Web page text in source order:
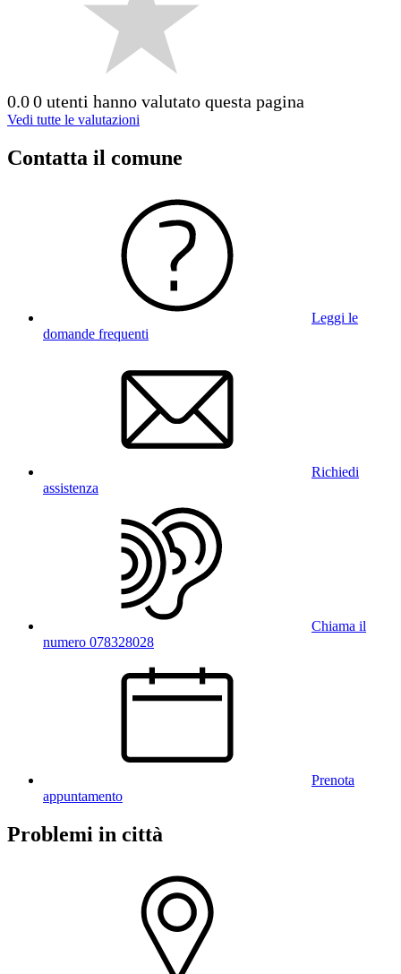
0.00 utenti hanno valutato questa pagina
Vedi tutte le valutazioni
Contatta il comune
Leggi le
domande frequenti
Richiedi
assistenza
Chiama il
numero 078328028
Prenota
appuntamento
Problemi in città